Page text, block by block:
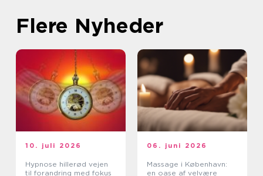
Flere Nyheder
10. juli 2026
Hypnose hillerød vejen
til forandring med fokus
06. juni 2026
Massage i København:
en oase af velvære